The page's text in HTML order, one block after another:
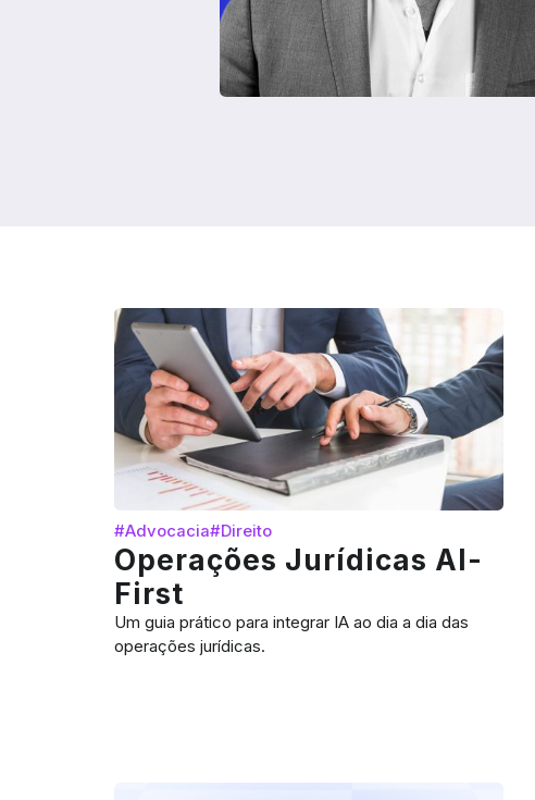
#Advocacia#Direito
Operações Jurídicas AI-
First
Um guia prático para integrar IA ao dia a dia das
operações jurídicas.